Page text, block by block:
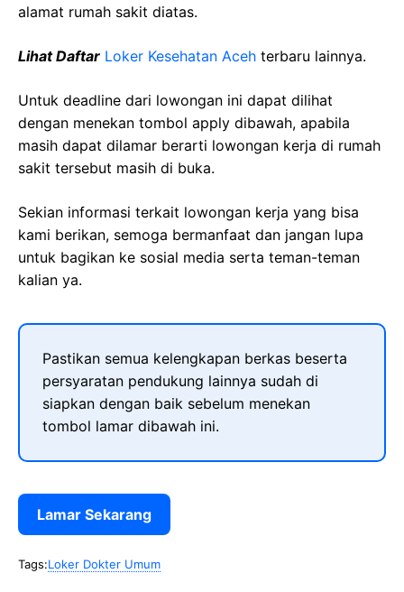
alamat rumah sakit diatas.
Lihat Daftar Loker Kesehatan Aceh terbaru lainnya.
Untuk deadline dari lowongan ini dapat dilihat
dengan menekan tombol apply dibawah, apabila
masih dapat dilamar berarti lowongan kerja di rumah
sakit tersebut masih di buka.
Sekian informasi terkait lowongan kerja yang bisa
kami berikan, semoga bermanfaat dan jangan lupa
untuk bagikan ke sosial media serta teman-teman
kalian ya.
Pastikan semua kelengkapan berkas beserta
persyaratan pendukung lainnya sudah di
siapkan dengan baik sebelum menekan
tombol lamar dibawah ini.
Lamar Sekarang
Tags:Loker Dokter Umum